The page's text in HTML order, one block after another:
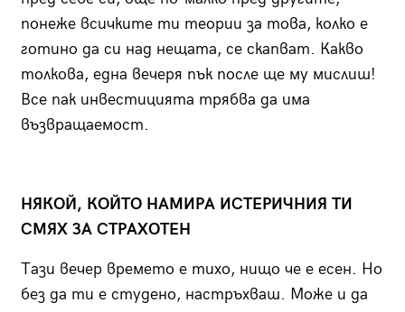
понеже всичките ти теории за това, колко е
готино да си над нещата, се скапват. Какво
толкова, една вечеря пък после ще му мислиш!
Все пак инвестицията трябва да има
възвращаемост.
НЯКОЙ, КОЙТО НАМИРА ИСТЕРИЧНИЯ ТИ
СМЯХ ЗА СТРАХОТЕН
Тази вечер времето е тихо, нищо че е есен. Но
без да ти е студено, настръхваш. Може и да